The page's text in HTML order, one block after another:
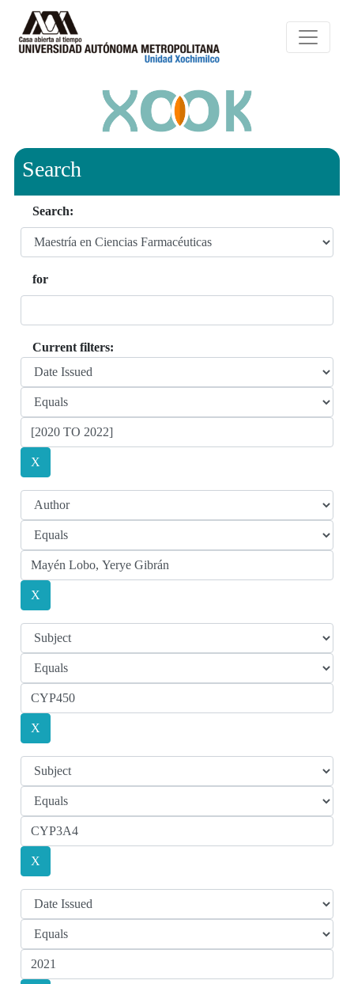
Search
Search:
for
Current filters: